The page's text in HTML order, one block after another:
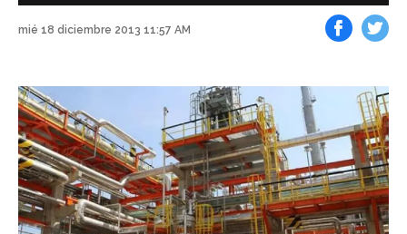
mié 18 diciembre 2013 11:57 AM